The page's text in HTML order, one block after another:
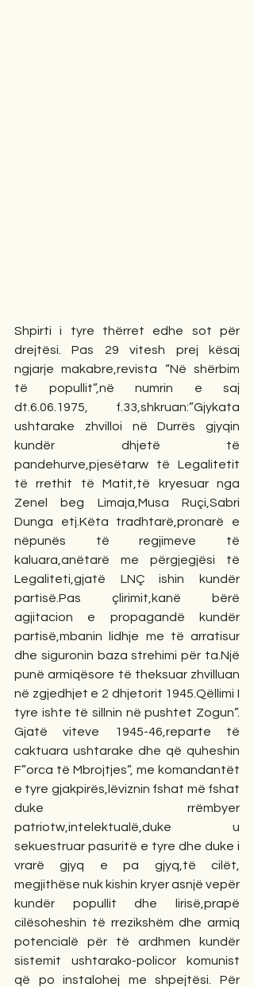
Shpirti i tyre thërret edhe sot për
drejtësi. Pas 29 vitesh prej kësaj
ngjarje makabre,revista “Në shërbim
të popullit”,në numrin e saj
dt.6.06.1975, f.33,shkruan:”Gjykata
ushtarake zhvilloi në Durrës gjyqin
kundër dhjetë të
pandehurve,pjesëtarw të Legalitetit
të rrethit të Matit,të kryesuar nga
Zenel beg Limaja,Musa Ruçi,Sabri
Dunga etj.Këta tradhtarë,pronarë e
nëpunës të regjimeve të
kaluara,anëtarë me përgjegjësi të
Legaliteti,gjatë LNÇ ishin kundër
partisë.Pas çlirimit,kanë bërë
agjitacion e propagandë kundër
partisë,mbanin lidhje me të arratisur
dhe siguronin baza strehimi për ta.Një
punë armiqësore të theksuar zhvilluan
në zgjedhjet e 2 dhjetorit 1945.Qëllimi I
tyre ishte të sillnin në pushtet Zogun”.
Gjatë viteve 1945-46,reparte të
caktuara ushtarake dhe që quheshin
F”orca të Mbrojtjes”, me komandantët
e tyre gjakpirës,lëviznin fshat më fshat
duke rrëmbyer
patriotw,intelektualë,duke u
sekuestruar pasuritë e tyre dhe duke i
vrarë gjyq e pa gjyq,të cilët,
megjithëse nuk kishin kryer asnjë vepër
kundër popullit dhe lirisë,prapë
cilësoheshin të rrezikshëm dhe armiq
potencialë për të ardhmen kundër
sistemit ushtarako-policor komunist
që po instalohej me shpejtësi. Për